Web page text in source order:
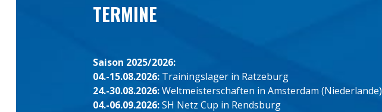
TERMINE
Saison 2025/2026:
04.-15.08.2026: Trainingslager in Ratzeburg
24.-30.08.2026:Weltmeisterschaften in Amsterdam (Niederlande)
04.-06.09.2026:SH Netz Cup in Rendsburg